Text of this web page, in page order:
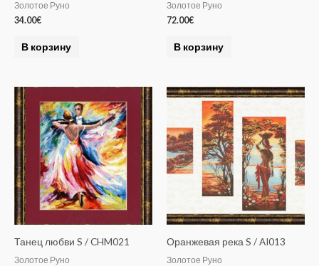
Золотое Руно
34.00€
В корзину
Золотое Руно
72.00€
В корзину
Танец любви S / CHM021
Золотое Руно
Оранжевая река S / AI013
Золотое Руно